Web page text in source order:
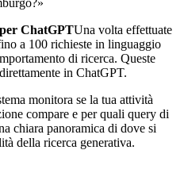
ChatGPTUna volta effettuate
a 100 richieste in linguaggio
di ricerca. Queste
in ChatGPT.
monitora se la tua attività
compare e per quali query di
chiara panoramica di dove si
della ricerca generativa.